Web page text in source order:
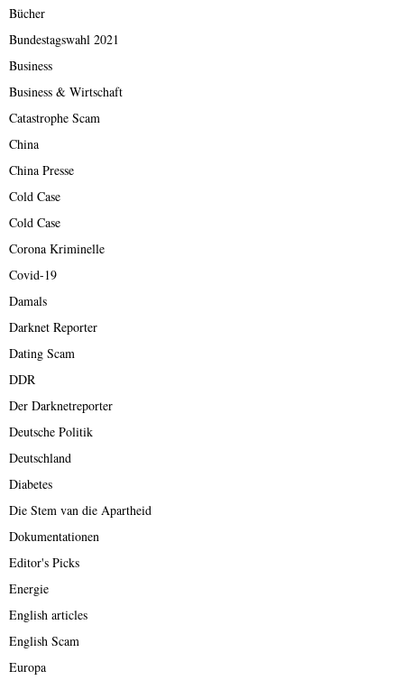
Bücher
Bundestagswahl 2021
Business
Business & Wirtschaft
Catastrophe Scam
China
China Presse
Cold Case
Cold Case
Corona Kriminelle
Covid-19
Damals
Darknet Reporter
Dating Scam
DDR
Der Darknetreporter
Deutsche Politik
Deutschland
Diabetes
Die Stem van die Apartheid
Dokumentationen
Editor's Picks
Energie
English articles
English Scam
Europa